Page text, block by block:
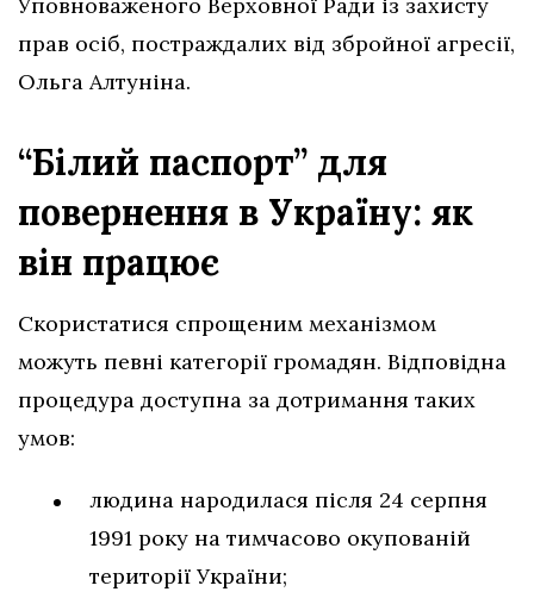
прав осіб, постраждалих від збройної агресії,
Ольга Алтуніна.
“Білий паспорт” для
повернення в Україну: як
він працює
Скористатися спрощеним механізмом
можуть певні категорії громадян. Відповідна
процедура доступна за дотримання таких
умов:
людина народилася після 24 серпня
1991 року на тимчасово окупованій
території України;